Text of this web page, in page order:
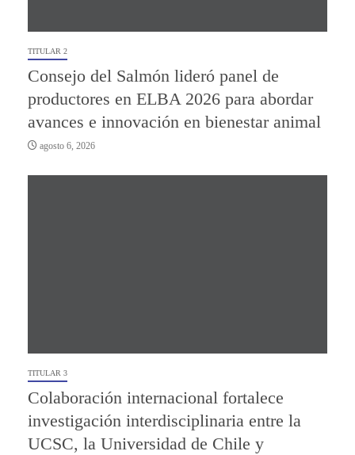
TITULAR 2
Consejo del Salmón lideró panel de
productores en ELBA 2026 para abordar
avances e innovación en bienestar animal
agosto 6, 2026
TITULAR 3
Colaboración internacional fortalece
investigación interdisciplinaria entre la
UCSC, la Universidad de Chile y